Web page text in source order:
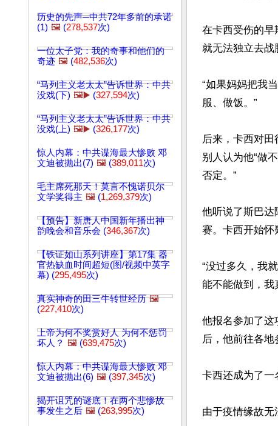
历史的先声─中共72年多前的承诺
(1) 🖼️ (278,537次)
一位太子党：我的奇事和他们的
奇迹 🖼️ (482,536次)
“马列主义老太太”告诉世界：中共
没戏(下) 🖼️▶️ (327,594次)
“马列主义老太太”告诉世界：中共
没戏(上) 🖼️▶️ (326,177次)
惊人内幕：中共谍海最大惨败 邓
文迪被抛出(7) 🖼️ (389,011次)
毛主席死那天！莫言不愧诺贝尔
文学奖得主 🖼️ (1,269,379次)
【预告】新唐人中国新年播出神
韵晚会和音乐会 (346,367次)
【铁证如山系列讲座】第17集 器
官热缺血时间超短(图/视频中英字
幕) (295,495次)
真实神奇的田三牛转世经历 🖼️
(227,410次)
上帝为何不奖赏好人 为何不惩罚
坏人？ 🖼️ (639,475次)
惊人内幕：中共谍海最大惨败 邓
文迪被抛出(6) 🖼️ (397,345次)
揭开诅咒的谜底！在两个悲惨故
事发生之后 🖼️ (263,995次)
在卡西受伤的早
就无法独立去战
“如果妈妈把我
服、做饭。”
后来，卡西对
别人认为他“做
否定。”
他听说了斯巴达
赛。卡西开始怀
“没过多久，我
能不能做到，我
他报名参加了这
后，他前往各地
卡西还成为了一
由于疫情缘故无